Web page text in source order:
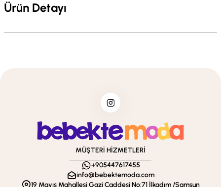
Ürün Detayı
MÜŞTERİ HİZMETLERİ
+905447617455
info@bebektemoda.com
19 Mayıs Mahallesi Gazi Caddesi No:71 İlkadım /Samsun